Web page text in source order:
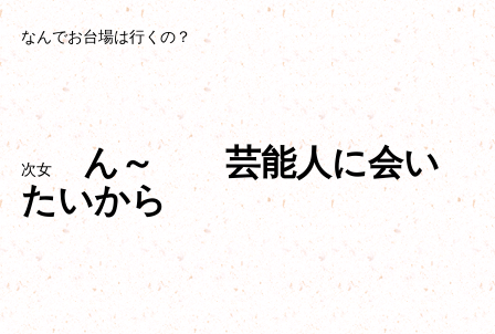
なんでお台場は行くの？
次女
ん～ 芸能人に会い
たいから